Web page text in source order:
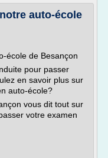
auto-école
école de Besançon
pour passer
en savoir plus sur
auto-école?
vous dit tout sur
votre examen